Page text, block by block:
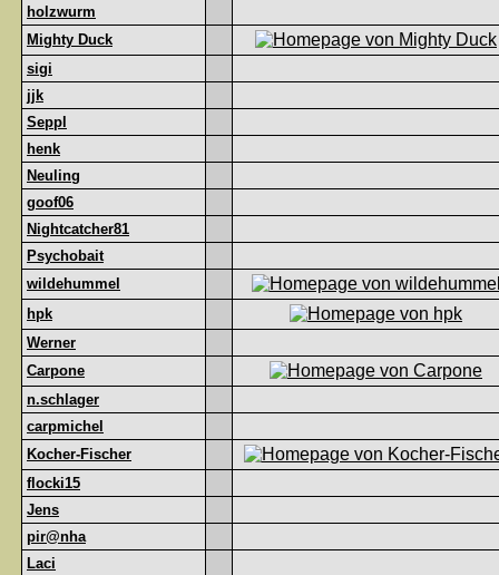
holzwurm
Mighty Duck
sigi
jjk
Seppl
henk
Neuling
goof06
Nightcatcher81
Psychobait
wildehummel
hpk
Werner
Carpone
n.schlager
carpmichel
Kocher-Fischer
flocki15
Jens
pir@nha
Laci